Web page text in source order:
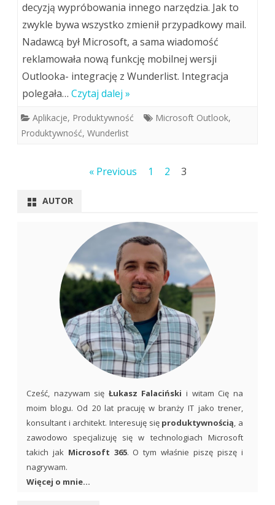
decyzją wypróbowania innego narzędzia. Jak to
zwykle bywa wszystko zmienił przypadkowy mail.
Nadawcą był Microsoft, a sama wiadomość
reklamowała nową funkcję mobilnej wersji
Outlooka- integrację z Wunderlist. Integracja
polegała… Czytaj dalej »
Aplikacje, Produktywność Microsoft Outlook,
Produktywność, Wunderlist
« Previous 1 2 3
AUTOR
Cześć, nazywam się Łukasz Falaciński i witam Cię na
moim blogu. Od 20 lat pracuję w branży IT jako trener,
konsultant i architekt. Interesuję się produktywnością, a
zawodowo specjalizuję się w technologiach Microsoft
takich jak Microsoft 365. O tym właśnie piszę piszę i
nagrywam.
Więcej o mnie...